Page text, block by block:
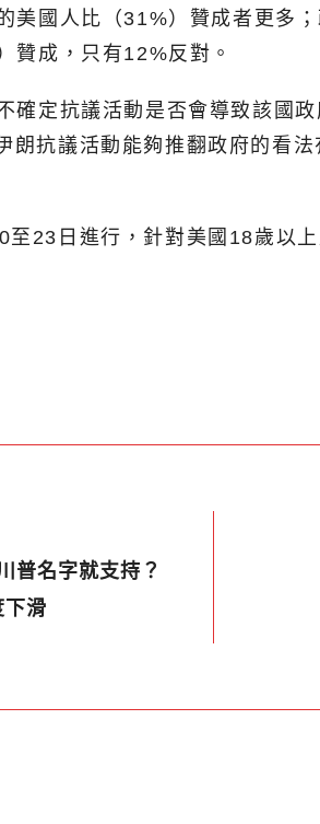
美國人比（31%）贊成者更多
贊成，只有12%反對。
確定抗議活動是否會導致該國
朗抗議活動能夠推翻政府的看
23日進行，針對美國18歲以
普名字就支持？
滑